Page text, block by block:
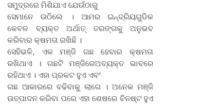
ସମୁଦ୍ରରେ ମିଶିଯାଏ ଯେଉଁଠାରୁ
ସେମାନେ ଉଠିଲେ । ଆମର ଇନ୍ଦ୍ରିୟଗୁଡିକ
କେବଳ ବ୍ୟକ୍ତ ଅର୍ଥାତ୍‌ ତରଙ୍ଗକୁ ଅନୁଭବ
କରିବାର କ୍ଷମତା ରଖିଛି ।
ସେହିଭଳି, ଏକ ମଞ୍ଜି ଗଛ ହେବାର କ୍ଷମତା
ରଖିଥାଏ । ଗଛଟି ମଞ୍ଜିରେଅବ୍ୟକ୍ତ ଭାବରେ
ରହିଥାଏ । ଏହା ପ୍ରକଟ ହୁଏ ଏବଂ
ଗଛ ଆକାରରେ ବଢିବାକୁ ଲାଗେ । ଅନେକ ମଞ୍ଜି
ଉତ୍ପାଦନ କରିବା ପରେ ଏହା ଶେଷରେ ବିନଷ୍ଟ ହୁଏ